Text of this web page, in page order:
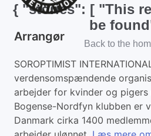
{ "stories": [ "This
be
Back to the
Arrangør
SOROPTIMIST
verdensomspændende
arbejder for kvinder og pigers
Bogense-Nordfyn klubben er
Danmark cirka 1400